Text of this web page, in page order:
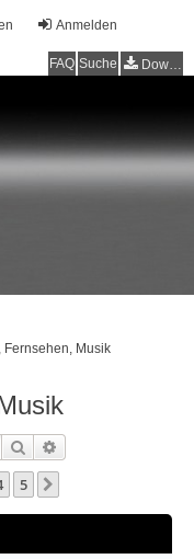
Anmelden
FAQ Suche Downloads
Fernsehen, Musik
Suche
5